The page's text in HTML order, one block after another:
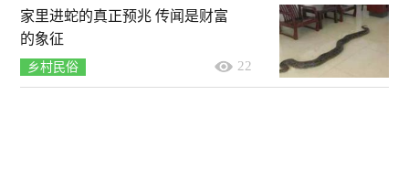
家里进蛇的真正预兆 传闻是财富
的象征
乡村民俗 22